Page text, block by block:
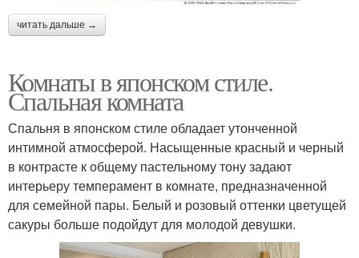
читать дальше →
Комнаты в японском стиле.
Спальная комната
Спальня в японском стиле обладает утонченной
интимной атмосферой. Насыщенные красный и черный
в контрасте к общему пастельному тону задают
интерьеру темперамент в комнате, предназначенной
для семейной пары. Белый и розовый оттенки цветущей
сакуры больше подойдут для молодой девушки.